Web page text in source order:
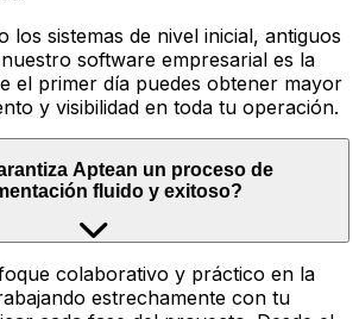
los sistemas de nivel inicial, antiguos
software empresarial es la
el primer día puedes obtener mayor
y visibilidad en toda tu operación.
Aptean un proceso de
fluido y exitoso?
colaborativo y práctico en la
estrechamente con tu